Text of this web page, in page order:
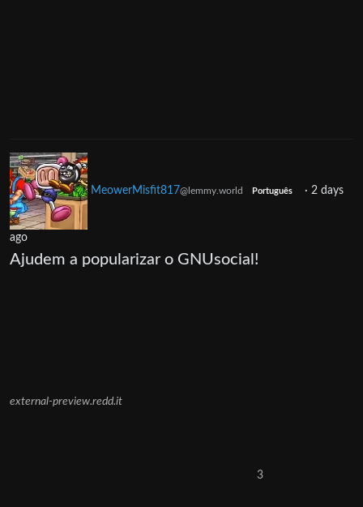
MeowerMisfit817@lemmy.world Português · 2 days
ago
Ajudem a popularizar o GNUsocial!
external-preview.redd.it
3